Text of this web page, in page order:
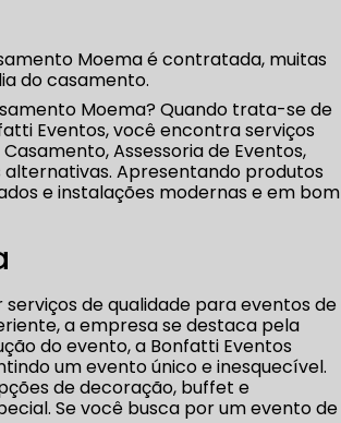
Moema é contratada, muitas
do casamento.
Moema? Quando trata-se de
Eventos, você encontra serviços
Assessoria de Eventos,
alternativas. Apresentando produtos
e instalações modernas e em bom
de qualidade para eventos de
a empresa se destaca pela
do evento, a Bonfatti Eventos
um evento único e inesquecível.
de decoração, buffet e
Se você busca por um evento de